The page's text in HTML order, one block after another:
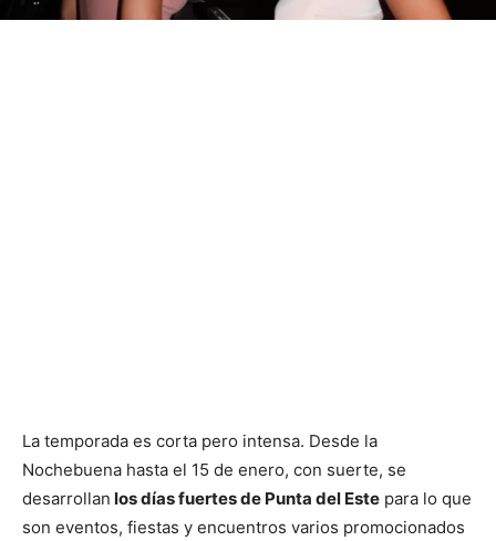
La temporada es corta pero intensa. Desde la
Nochebuena hasta el 15 de enero, con suerte, se
desarrollan los días fuertes de Punta del Este para lo que
son eventos, fiestas y encuentros varios promocionados